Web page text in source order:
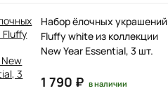
Набор ёлочных украшений
Fluffy white из коллекции
New Year Essential, 3 шт.
1 790 ₽ в наличии